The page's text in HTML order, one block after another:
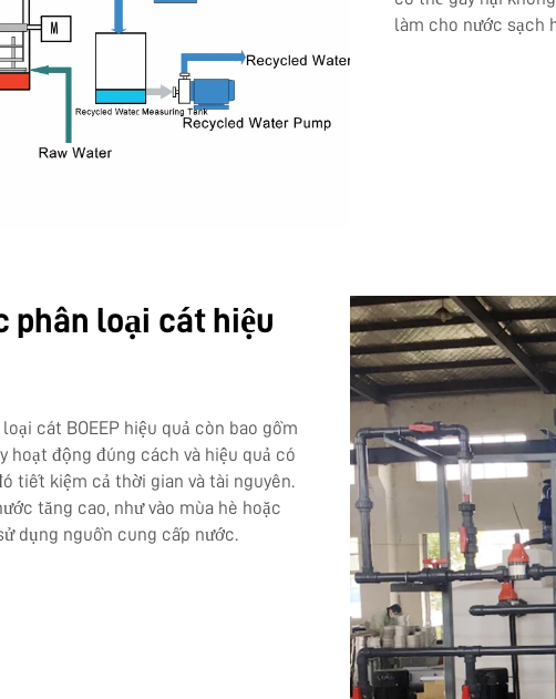
làm cho nước sạch
phân loại cát hiệu
cát BOEEP hiệu quả còn bao gồm
hoạt động đúng cách và hiệu quả có
tiết kiệm cả thời gian và tài nguyên.
tăng cao, như vào mùa hè hoặc
dụng nguồn cung cấp nước.